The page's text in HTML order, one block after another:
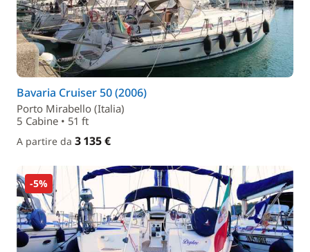
Bavaria Cruiser 50 (2006)
Porto Mirabello (Italia)
5 Cabine • 51 ft
A partire da 3 135 €
-5%